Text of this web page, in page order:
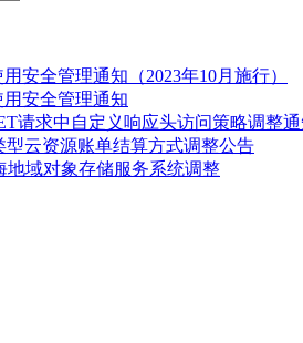
安全管理通知（2023年10月施行）
用安全管理通知
请求中自定义响应头访问策略调整
型云资源账单结算方式调整公告
地域对象存储服务系统调整